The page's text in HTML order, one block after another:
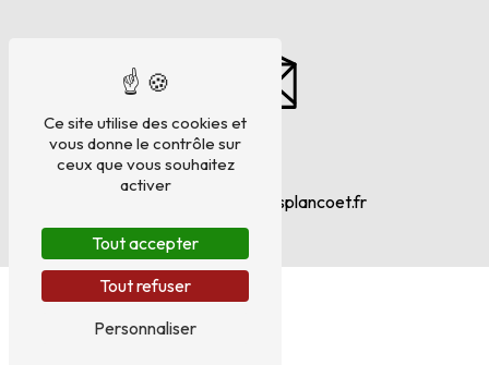
E-mail
contact@ambulancesplancoet.fr
Ce site utilise des cookies et
vous donne le contrôle sur
ceux que vous souhaitez
activer
Tout accepter
Tout refuser
Personnaliser